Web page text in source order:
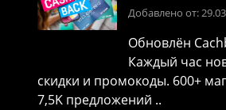
Добавлено от:
Обновлён
Каждый час
скидки и промокоды. 600+
7,5K предложений ..